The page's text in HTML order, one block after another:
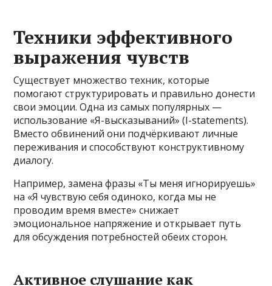
Техники эффективного
выражения чувств
Существует множество техник, которые
помогают структурировать и правильно донести
свои эмоции. Одна из самых популярных —
использование «Я-высказываний» (I-statements).
Вместо обвинений они подчёркивают личные
переживания и способствуют конструктивному
диалогу.
Например, замена фразы «Ты меня игнорируешь»
на «Я чувствую себя одиноко, когда мы не
проводим время вместе» снижает
эмоциональное напряжение и открывает путь
для обсуждения потребностей обеих сторон.
Активное слушание как